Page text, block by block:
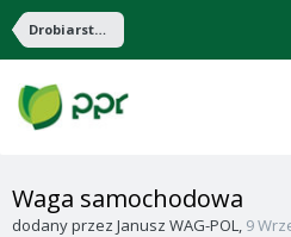
Drobiarstwo
Waga samochodowa
dodany przez Janusz WAG-POL, 9